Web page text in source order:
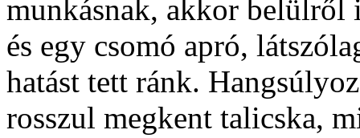
munkásnak, akkor belülről
és egy csomó apró,
hatást tett ránk.
rosszul megkent talicska,